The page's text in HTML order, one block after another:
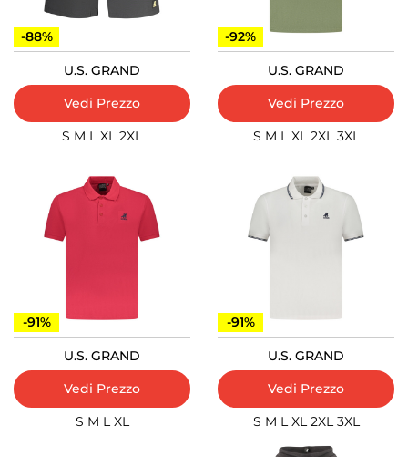
-88%
U.S. GRAND
Vedi Prezzo
S M L XL 2XL
-92%
U.S. GRAND
Vedi Prezzo
S M L XL 2XL 3XL
-91%
U.S. GRAND
Vedi Prezzo
S M L XL
-91%
U.S. GRAND
Vedi Prezzo
S M L XL 2XL 3XL